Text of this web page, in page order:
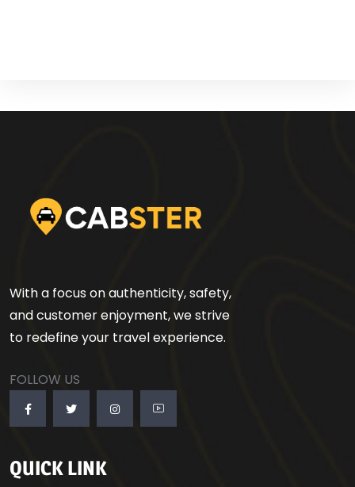
With a focus on authenticity, safety,
and customer enjoyment, we strive
to redefine your travel experience.
FOLLOW US
QUICK LINK